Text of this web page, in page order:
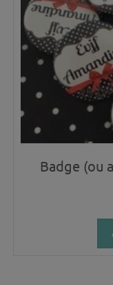
Badge (ou